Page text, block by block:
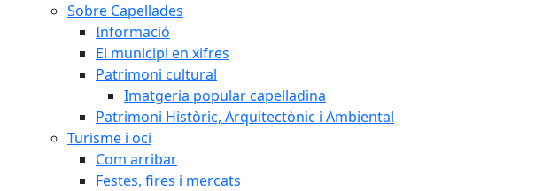
Sobre Capellades
Informació
El municipi en xifres
Patrimoni cultural
Imatgeria popular capelladina
Patrimoni Històric, Arquitectònic i Ambiental
Turisme i oci
Com arribar
Festes, fires i mercats